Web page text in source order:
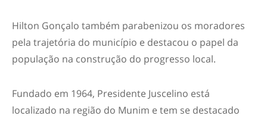
Hilton Gonçalo também parabenizou os moradores
pela trajetória do município e destacou o papel da
população na construção do progresso local.
Fundado em 1964, Presidente Juscelino está
localizado na região do Munim e tem se destacado